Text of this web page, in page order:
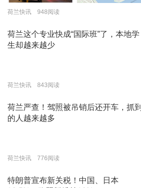
荷兰快讯 948阅读
荷兰这个专业快成“国际班”了，本地学
生却越来越少
荷兰快讯 843阅读
荷兰严查！驾照被吊销后还开车，抓到
的人越来越多
荷兰快讯 776阅读
特朗普宣布新关税！中国、日本